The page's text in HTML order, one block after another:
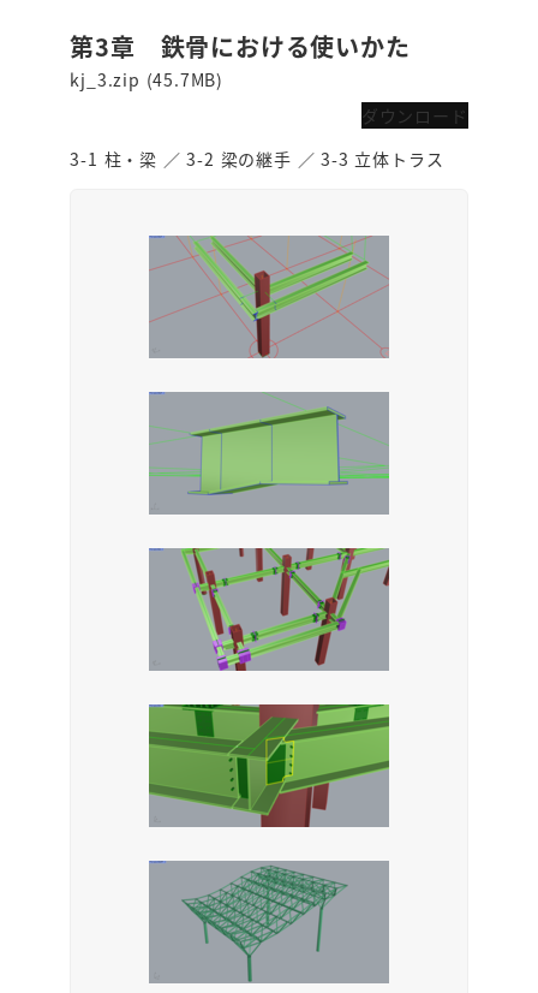
第3章 鉄骨における使いかた
kj_3.zip (45.7MB)
ダウンロード
3-1 柱・梁 ／ 3-2 梁の継手 ／ 3-3 立体トラス